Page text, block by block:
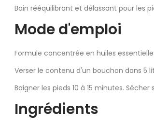
Bain rééquilibrant et délassant pour les
Mode d'emploi
Formule concentrée en huiles
Verser le contenu d'un bouchon dans 5
Baigner les pieds 10 à 15 minutes.
Ingrédients